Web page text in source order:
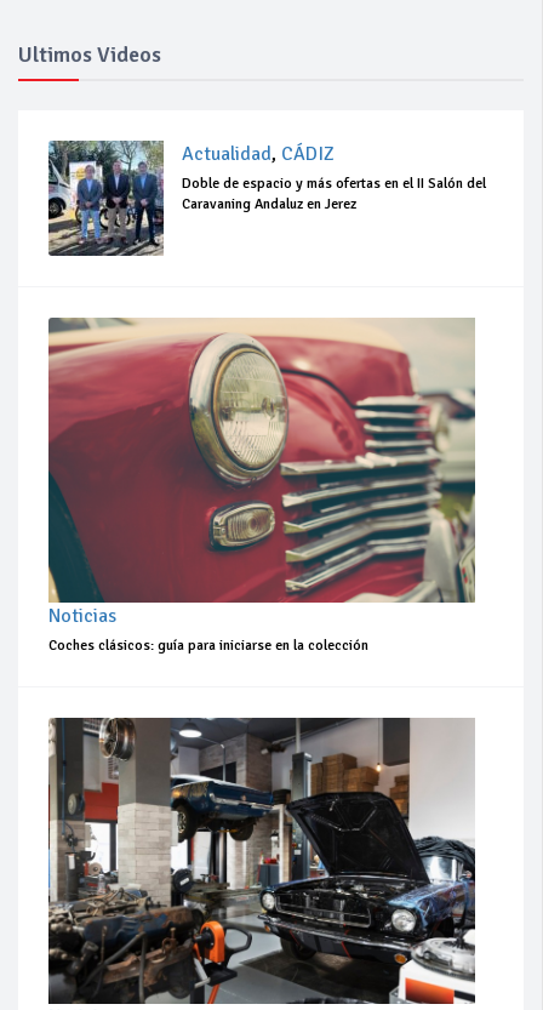
Ultimos Videos
Actualidad, CÁDIZ
Doble de espacio y más ofertas en el II Salón del
Caravaning Andaluz en Jerez
Noticias
Coches clásicos: guía para iniciarse en la colección